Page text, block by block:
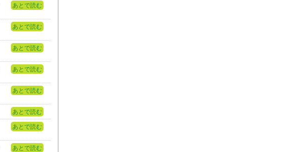
あとで読む
あとで読む
あとで読む
あとで読む
あとで読む
あとで読む
あとで読む
あとで読む